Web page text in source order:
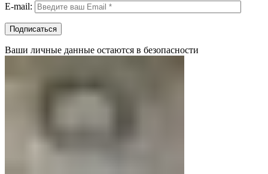
E-mail:
Ваши личные данные остаются в безопасности